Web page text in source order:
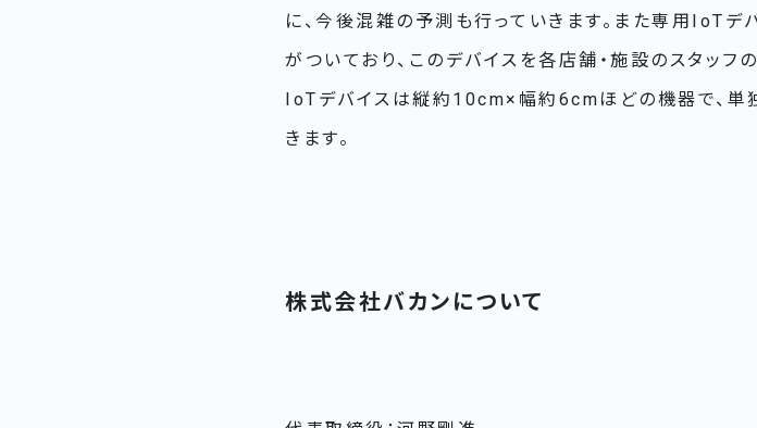
に、今後混雑の予測も行っていきます。また専用IoTデバ
がついており、このデバイスを各店舗・施設のスタッ
IoTデバイスは縦約10cm×幅約6cmほどの機器で、単
きます。
株式会社バカンについて